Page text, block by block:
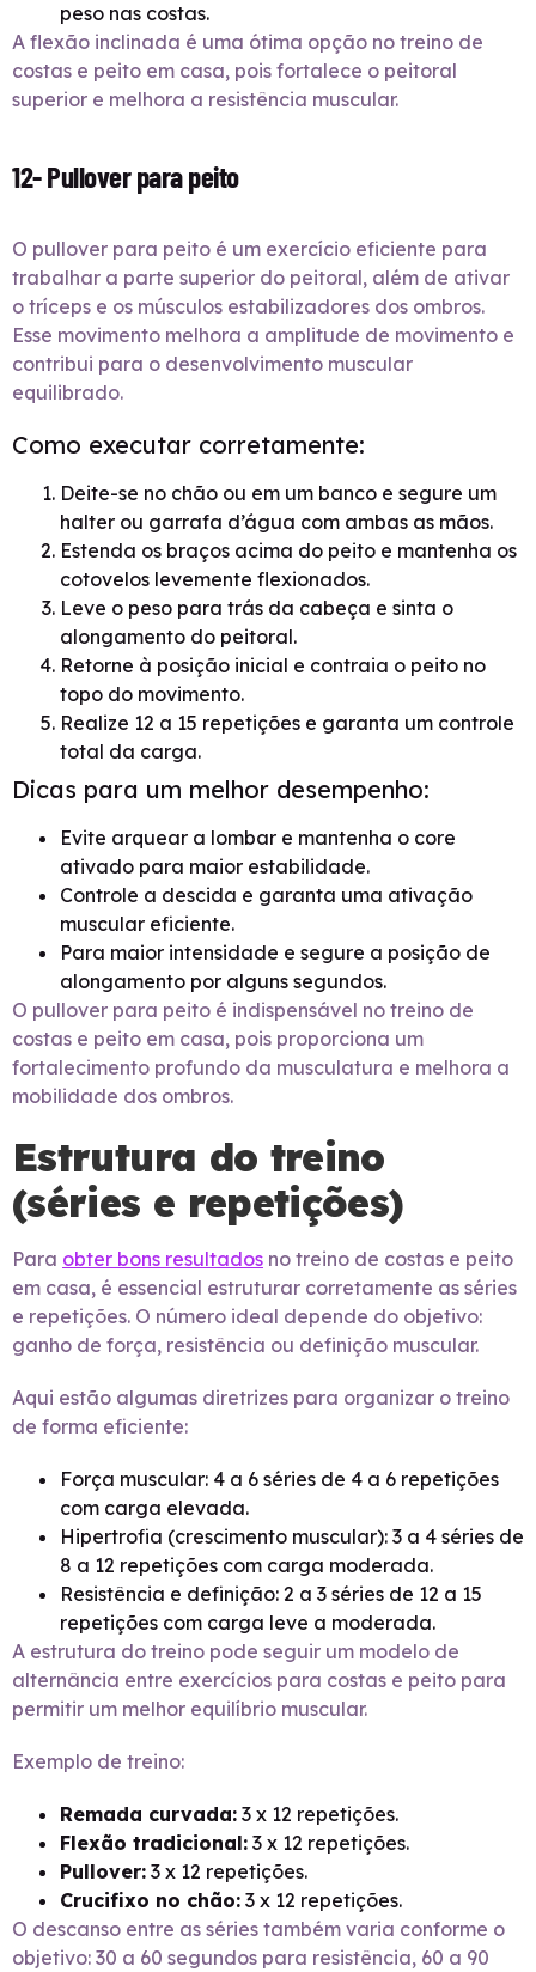
peso nas costas.
A flexão inclinada é uma ótima opção no treino de
costas e peito em casa, pois fortalece o peitoral
superior e melhora a resistência muscular.
12- Pullover para peito
O pullover para peito é um exercício eficiente para
trabalhar a parte superior do peitoral, além de ativar
o tríceps e os músculos estabilizadores dos ombros.
Esse movimento melhora a amplitude de movimento e
contribui para o desenvolvimento muscular
equilibrado.
Como executar corretamente:
Deite-se no chão ou em um banco e segure um
halter ou garrafa d’água com ambas as mãos.
Estenda os braços acima do peito e mantenha os
cotovelos levemente flexionados.
Leve o peso para trás da cabeça e sinta o
alongamento do peitoral.
Retorne à posição inicial e contraia o peito no
topo do movimento.
Realize 12 a 15 repetições e garanta um controle
total da carga.
Dicas para um melhor desempenho:
Evite arquear a lombar e mantenha o core
ativado para maior estabilidade.
Controle a descida e garanta uma ativação
muscular eficiente.
Para maior intensidade e segure a posição de
alongamento por alguns segundos.
O pullover para peito é indispensável no treino de
costas e peito em casa, pois proporciona um
fortalecimento profundo da musculatura e melhora a
mobilidade dos ombros.
Estrutura do treino
(séries e repetições)
Para obter bons resultados no treino de costas e peito
em casa, é essencial estruturar corretamente as séries
e repetições. O número ideal depende do objetivo:
ganho de força, resistência ou definição muscular.
Aqui estão algumas diretrizes para organizar o treino
de forma eficiente:
Força muscular: 4 a 6 séries de 4 a 6 repetições
com carga elevada.
Hipertrofia (crescimento muscular): 3 a 4 séries de
8 a 12 repetições com carga moderada.
Resistência e definição: 2 a 3 séries de 12 a 15
repetições com carga leve a moderada.
A estrutura do treino pode seguir um modelo de
alternância entre exercícios para costas e peito para
permitir um melhor equilíbrio muscular.
Exemplo de treino:
Remada curvada: 3 x 12 repetições.
Flexão tradicional: 3 x 12 repetições.
Pullover: 3 x 12 repetições.
Crucifixo no chão: 3 x 12 repetições.
O descanso entre as séries também varia conforme o
objetivo: 30 a 60 segundos para resistência, 60 a 90